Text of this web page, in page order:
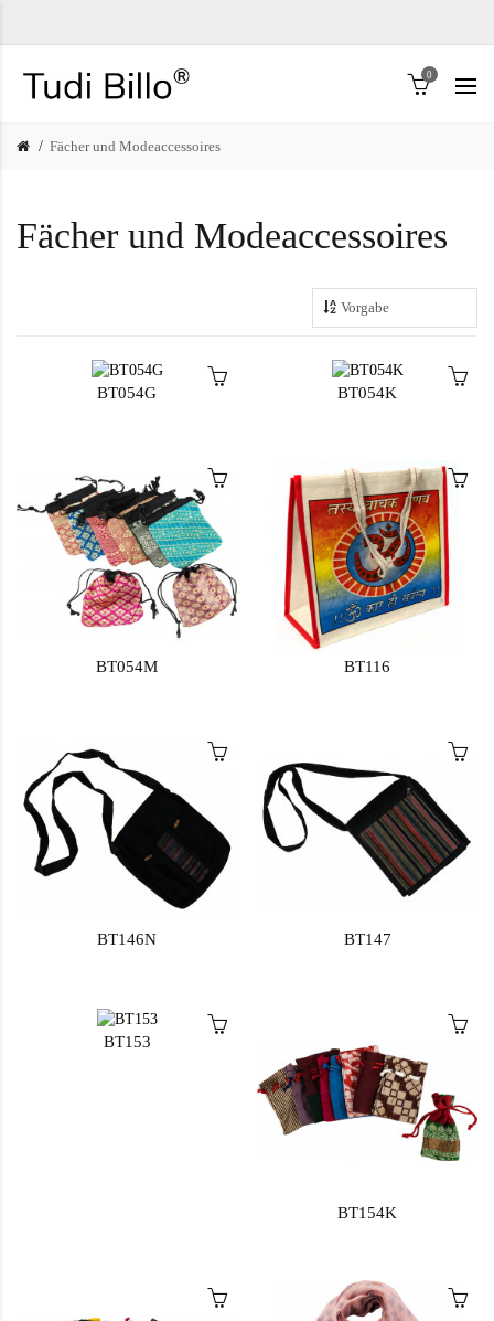
0
Fächer und Modeaccessoires
Fächer und Modeaccessoires
BT054G BT054K
BT054M BT116
BT146N BT147
BT153
BT154K